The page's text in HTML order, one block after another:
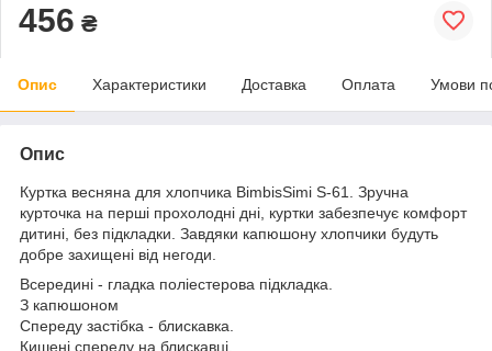
456 ₴
Опис Характеристики Доставка Оплата Умови
Опис
Куртка весняна для хлопчика BimbisSimi S-61. Зручна
курточка на перші прохолодні дні, куртки забезпечує комфорт
дитині, без підкладки. Завдяки капюшону хлопчики будуть
добре захищені від негоди.
Всередині - гладка поліестерова підкладка.
З капюшоном
Спереду застібка - блискавка.
Кишені спереду на блискавці.